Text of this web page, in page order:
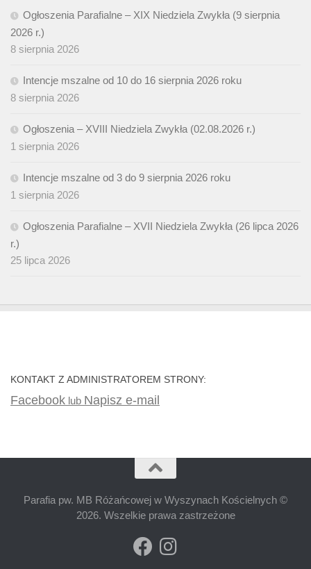
Ogłoszenia Parafialne – XIX Niedziela Zwykła (9 sierpnia
2026 r.)
8 sierpnia 2026
Intencje mszalne od 10 do 16 sierpnia 2026 roku
8 sierpnia 2026
Ogłoszenia – XVIII Niedziela Zwykła (02.08.2026 r.)
1 sierpnia 2026
Intencje mszalne od 3 do 9 sierpnia 2026 roku
1 sierpnia 2026
Ogłoszenia Parafialne – XVII Niedziela Zwykła (26 lipca 2026
r.)
25 lipca 2026
KONTAKT Z ADMINISTRATOREM STRONY:
Facebook lub Napisz e-mail
Parafia pw. MB Różańcowej w Wyszynach Kościelnych ©
2026. Wszelkie prawa zastrzeżone